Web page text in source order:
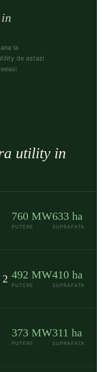
la
de astazi
utility in
760 MW
PUTERE
633 ha
SUPRAFATA
2 492 MW
PUTERE
410 ha
SUPRAFATA
373 MW
PUTERE
311 ha
SUPRAFATA